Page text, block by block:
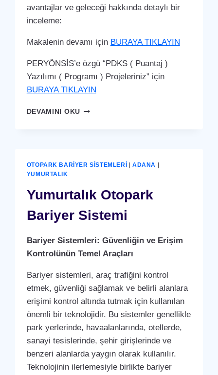
avantajlar ve geleceği hakkında detaylı bir
inceleme:
Makalenin devamı için BURAYA TIKLAYIN
PERYÖNSİS’e özgü “PDKS ( Puantaj )
Yazılımı ( Programı ) Projeleriniz” için
BURAYA TIKLAYIN
DEVAMINI OKUYUMURTALIK
SISTEMI)
(PROGRAMI)
OTOPARK BARIYER SISTEMLERI ADANA
YUMURTALIK
Yumurtalık Otopark
Bariyer Sistemi
Bariyer Sistemleri: Güvenliğin ve Erişim
Kontrolünün Temel Araçları
Bariyer sistemleri, araç trafiğini kontrol
etmek, güvenliği sağlamak ve belirli alanlara
erişimi kontrol altında tutmak için kullanılan
önemli bir teknolojidir. Bu sistemler genellikle
park yerlerinde, havaalanlarında, otellerde,
sanayi tesislerinde, şehir girişlerinde ve
benzeri alanlarda yaygın olarak kullanılır.
Teknolojinin ilerlemesiyle birlikte bariyer